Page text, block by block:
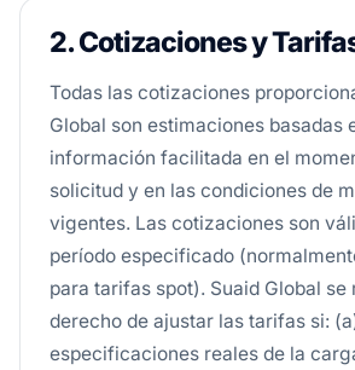
2. Cotizaciones y
Todas las cotizaciones
Global son estimaciones basadas
información facilitada en el
solicitud y en las condiciones de
vigentes. Las cotizaciones son
período especificado
para tarifas spot). Suaid Global se
derecho de ajustar las tarifas si:
especificaciones reales de la